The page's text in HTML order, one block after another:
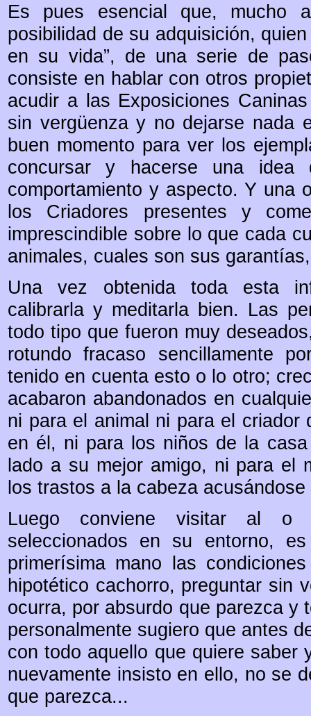
Es pues esencial que, mucho
posibilidad de su adquisición,
en su vida”, de una serie de
consiste en hablar con otros
acudir a las Exposiciones
sin vergüenza y no dejarse nada
buen momento para ver los
concursar y hacerse una idea
comportamiento y aspecto. Y una
los Criadores presentes y
imprescindible sobre lo que cada
animales, cuales son sus
Una vez obtenida toda esta
calibrarla y meditarla bien. Las
todo tipo que fueron muy
rotundo fracaso sencillamente
tenido en cuenta esto o lo otro;
acabaron abandonados en
ni para el animal ni para el
en él, ni para los niños de la
lado a su mejor amigo, ni para el
los trastos a la cabeza
Luego conviene visitar al o
seleccionados en su entorno,
primerísima mano las
hipotético cachorro, preguntar sin
ocurra, por absurdo que parezca y
personalmente sugiero que antes
con todo aquello que quiere saber
nuevamente insisto en ello, no se
que parezca...